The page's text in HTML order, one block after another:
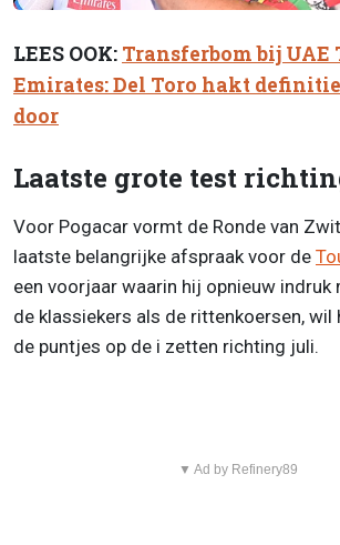
LEES OOK: Transferbom bij UAE
Emirates: Del Toro hakt
door
Laatste grote test
Voor Pogacar vormt de Ronde van
laatste belangrijke afspraak voor de
een voorjaar waarin hij opnieuw indruk
de klassiekers als de rittenkoersen,
de puntjes op de i zetten richting juli.
▼ Ad by Refinery89